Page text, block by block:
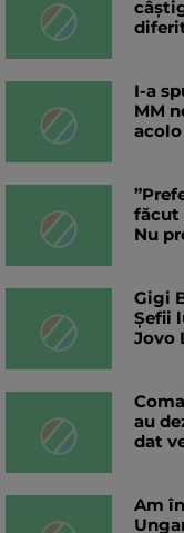
I-a
MM
făcut
Nu
Gigi
Șefii
Jovo
au
dat
Am